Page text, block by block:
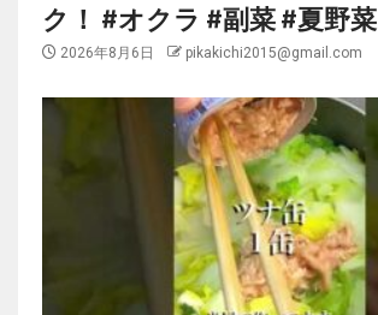
ク！ #オクラ #副菜 #夏野菜
2026年8月6日 pikakichi2015@gmail.com